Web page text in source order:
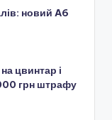
новий A6
цвинтар і
грн штрафу